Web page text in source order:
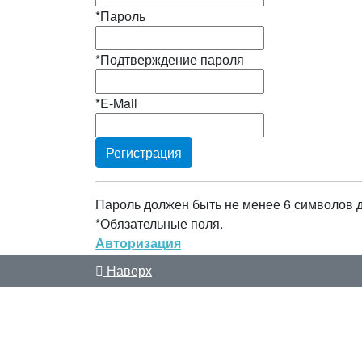
*Пароль
*Подтверждение пароля
*E-Mail
Пароль должен быть не менее 6 символов
*Обязательные поля.
Авторизация
Наверх